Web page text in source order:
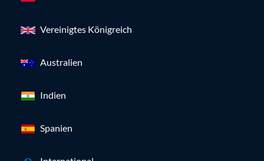
Vereinigtes Königreich
Australien
Indien
Spanien